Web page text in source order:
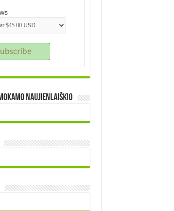
naujienlaiškio